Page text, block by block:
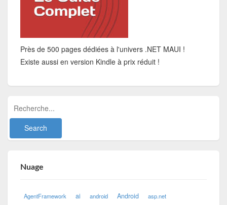
Près de 500 pages dédiées à l'univers .NET MAUI !
Existe aussi en version Kindle à prix réduit !
Nuage
AgentFramework ai android Android asp.net